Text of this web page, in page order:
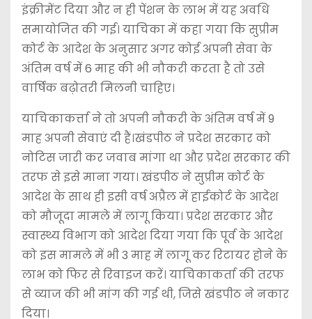
इंक्रीमेंट दिया और न ही पेंशन के लाभ में यह अवधि
समायोजित की गई। याचिका में कहा गया कि सुप्रीम
कोर्ट के आदेश के अनुसार अगर कोई अपनी सेवा के
अंतिम वर्ष में 6 माह की भी नौकरी करता है तो उसे
वार्षिक बढ़ोतरी मिलनी चाहिए।
याचिकाकर्त्ता ने तो अपनी नौकरी के अंतिम वर्ष में 9
माह अपनी सेवाएं दी हैं।खंडपीठ ने प्रदेश सरकार को
नोटिस जारी कर जवाब मांगा था और प्रदेश सरकार की
तरफ से इसे माना गया। खंडपीठ ने सुप्रीम कोर्ट के
आदेश के साथ ही इसी वर्ष अप्रैल में हाईकोर्ट के आदेश
को मौजूदा मामले में लागू किया। प्रदेश सरकार और
स्वास्थ्य विभाग को आदेश दिया गया कि पूर्व के आदेश
को इस मामले में भी 3 माह में लागू कर रिटायर होने के
लाभ को फिर से रिवाइज करें। याचिकाकर्ता की तरफ
से व्याज की भी मांग की गई थी, जिसे खंडपीठ ने नकार
दिया।